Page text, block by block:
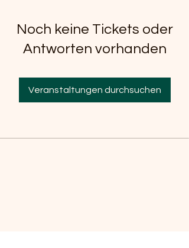
Noch keine Tickets oder
Antworten vorhanden
Veranstaltungen durchsuchen